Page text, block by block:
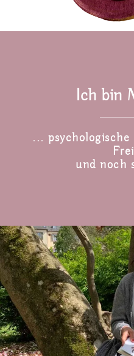
Ich bin
...
und noch